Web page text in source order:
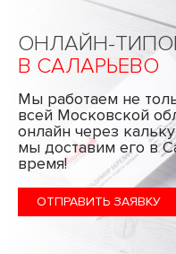
ОНЛАЙН-
В САЛАРЬЕВО
Мы работаем не
всей Московской
онлайн через
мы доставим его в
время!
ОТПРАВИТЬ ЗАЯВКУ